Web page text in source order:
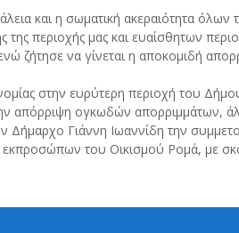
και η σωματική ακεραιότητα
περιοχής μας και ευαίσθητων
ζήτησε να γίνεται η αποκομιδή
στην ευρύτερη περιοχή του
απόρριψη ογκωδών απορριμμάτων,
Γιάννη Ιωαννίδη την
του Οικισμού Ρομά, με